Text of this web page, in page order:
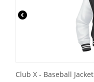
Club X - Baseball Jacket